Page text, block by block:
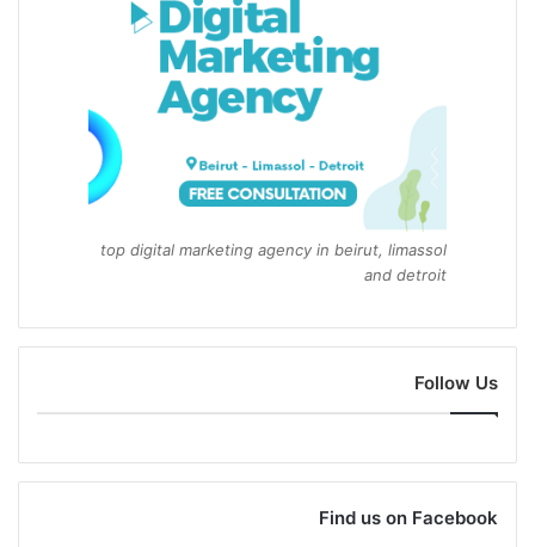
top digital marketing agency in beirut, limassol
and detroit
Follow Us
Find us on Facebook